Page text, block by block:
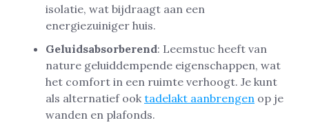
isolatie, wat bijdraagt aan een
energiezuiniger huis.
Geluidsabsorberend: Leemstuc heeft van
nature geluiddempende eigenschappen, wat
het comfort in een ruimte verhoogt. Je kunt
als alternatief ook tadelakt aanbrengen op je
wanden en plafonds.